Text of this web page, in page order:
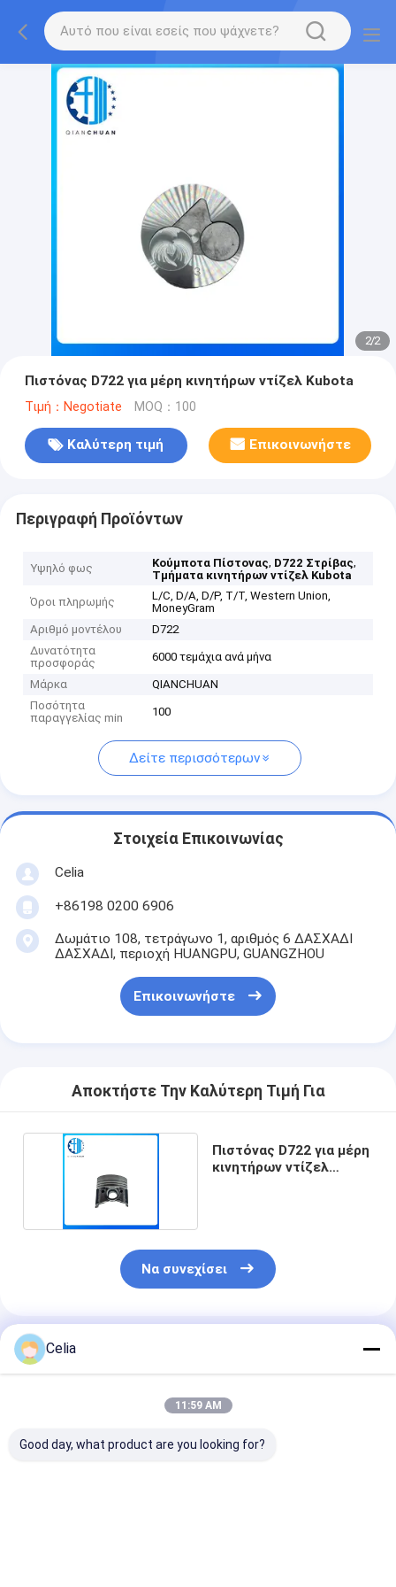
2/2
Πιστόνας D722 για μέρη κινητήρων ντίζελ Kubota
Τιμή：Negotiate MOQ：100
Καλύτερη τιμή Επικοινωνήστε
Περιγραφή Προϊόντων
Υψηλό φως Κούμποτα Πίστονας, D722 Στρίβας,
Τμήματα κινητήρων ντίζελ Kubota
Όροι πληρωμής
L/C, D/A, D/P, T/T, Western Union,
MoneyGram
Αριθμό μοντέλου
D722
Δυνατότητα
προσφοράς
6000 τεμάχια ανά μήνα
Μάρκα
QIANCHUAN
Ποσότητα
παραγγελίας min
100
Δείτε περισσότερων
Στοιχεία Επικοινωνίας
Celia
+86198 0200 6906
Δωμάτιο 108, τετράγωνο 1, αριθμός 6 ΔΑΣΧΑΔΙ
ΔΑΣΧΑΔΙ, περιοχή HUANGPU, GUANGZHOU
Επικοινωνήστε
Αποκτήστε Την Καλύτερη Τιμή Για
Πιστόνας D722 για μέρη
κινητήρων ντίζελ
Να συνεχίσει
Συνιστώμενα Προϊόντα
Celia
11:59 AM
Good day, what product are you looking for?